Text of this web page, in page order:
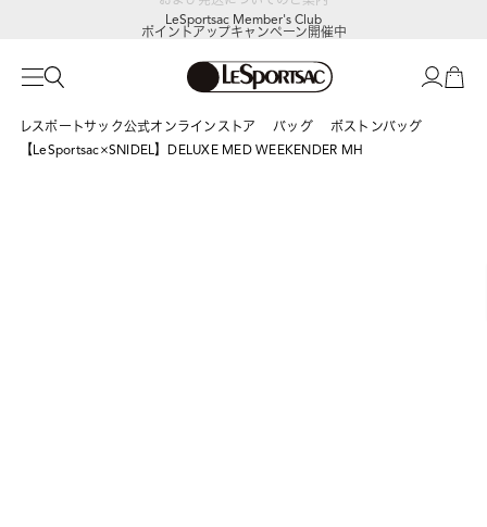
LeSportsac Member's Club
ポイントアップキャンペーン開催中
レスポートサック公式オンラインストア バッグ
ボストンバッグ
【LeSportsac×SNIDEL】DELUXE MED WEEKENDER MH